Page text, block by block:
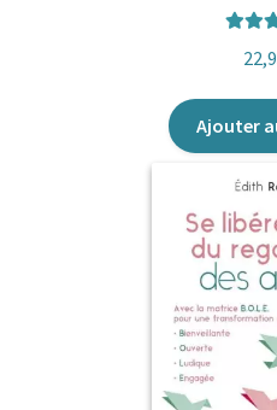
sur 5
Ajouter